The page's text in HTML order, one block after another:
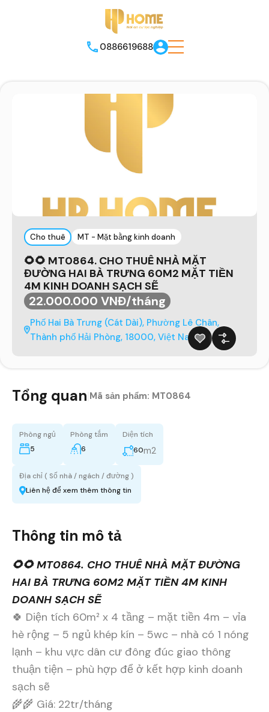
0886619688
Cho thuê MT - Mặt bằng kinh doanh
🌻🌻 MT0864. CHO THUÊ NHÀ MẶT
ĐƯỜNG HAI BÀ TRƯNG 60M2 MẶT TIỀN
4M KINH DOANH SẠCH SẼ
22.000.000 VNĐ/tháng
Phố Hai Bà Trưng (Cát Dài), Phường Lê Chân,
Thành phố Hải Phòng, 18000, Việt Nam
Tổng quan Mã sản phẩm: MT0864
Phòng ngủ
5
Phòng tắm
6
Diện tích
60m2
Địa chỉ ( Số nhà / ngách / đường )
Liên hệ để xem thêm thông tin
Thông tin mô tả
🌻🌻 MT0864. CHO THUÊ NHÀ MẶT ĐƯỜNG
HAI BÀ TRƯNG 60M2 MẶT TIỀN 4M KINH
DOANH SẠCH SẼ
🍀 Diện tích 60m² x 4 tầng – mặt tiền 4m – vỉa
hè rộng – 5 ngủ khép kín – 5wc – nhà có 1 nóng
lạnh – khu vực dân cư đông đúc giao thông
thuận tiện – phù hợp để ở kết hợp kinh doanh
sạch sẽ
🌾🌾 Giá: 22tr/tháng